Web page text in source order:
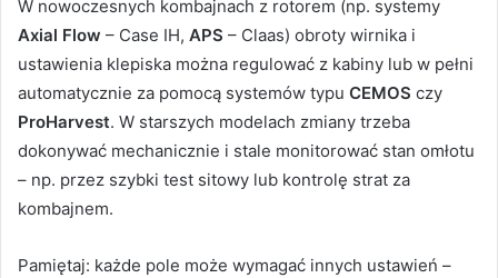
W nowoczesnych kombajnach z rotorem (np. systemy
Axial Flow – Case IH, APS – Claas) obroty wirnika i
ustawienia klepiska można regulować z kabiny lub w pełni
automatycznie za pomocą systemów typu CEMOS czy
ProHarvest. W starszych modelach zmiany trzeba
dokonywać mechanicznie i stale monitorować stan omłotu
– np. przez szybki test sitowy lub kontrolę strat za
kombajnem.
Pamiętaj: każde pole może wymagać innych ustawień –